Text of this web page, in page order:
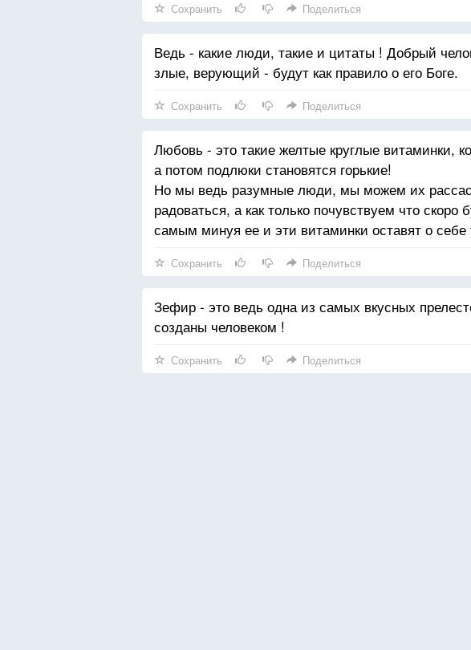
Сохранить Поделиться
Ведь - какие люди, такие и цитаты ! Добрый
злые, верующий - будут как правило о его Боге.
Сохранить Поделиться
Любовь - это такие желтые круглые витаминки,
а потом подлюки становятся горькие!
Но мы ведь разумные люди, мы можем их
радоваться, а как только почувствуем что скоро
самым минуя ее и эти витаминки оставят о себе
Сохранить Поделиться
Зефир - это ведь одна из самых вкусных
созданы человеком !
Сохранить Поделиться